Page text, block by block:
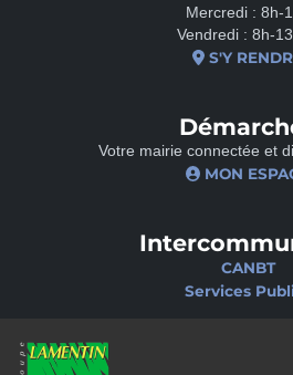
Mercredi : 8h-
Vendredi : 8h-
S'Y
Votre mairie connectée et
MON
CANBT
Services